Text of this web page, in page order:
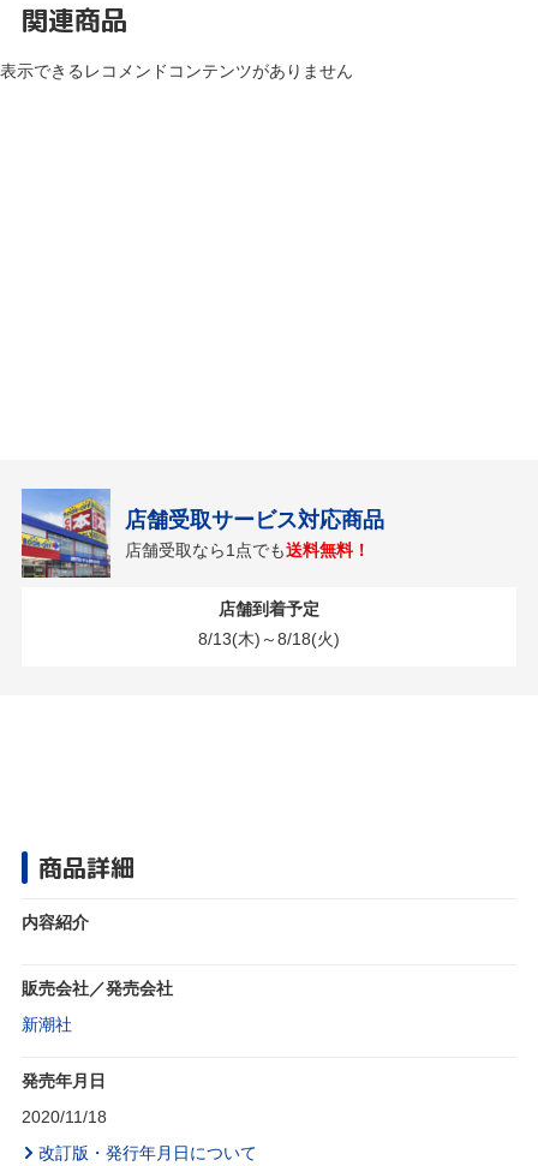
関連商品
表示できるレコメンドコンテンツがありません
店舗受取サービス対応商品
店舗受取なら1点でも送料無料！
店舗到着予定
8/13(木)～8/18(火)
商品詳細
内容紹介
販売会社／発売会社
新潮社
発売年月日
2020/11/18
改訂版・発行年月日について